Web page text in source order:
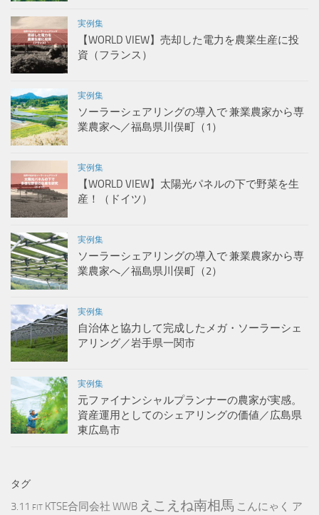
実例集
【WORLD VIEW】売却した電力を農業生産に投
資（フランス）
実例集
ソーラーシェアリングの導入で 兼業農家から専
業農家へ／福島県川俣町（1）
実例集
【WORLD VIEW】太陽光パネルの下で野菜を生
産！（ドイツ）
実例集
ソーラーシェアリングの導入で 兼業農家から専
業農家へ／福島県川俣町（2）
実例集
自治体と協力して完成したメガ・ソーラーシェ
アリング／岩手県一関市
実例集
元ファイナンシャルプランナーの農家が実感。
資産運用としてのシェアリングの価値／広島県
東広島市
タグ
3.11 FIT KTSE合同会社 WWB えこえね南相馬 こんにゃく ア